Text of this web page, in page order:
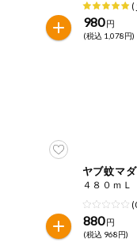
(
980 円
(税込 1,078円)
ヤブ蚊マ
４８０ｍＬ
880 円
(税込 968円)